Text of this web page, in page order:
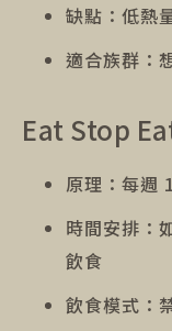
缺點：低熱
適合族群：
Eat Stop
原理：每週
時間安排：
飲食
飲食模式：